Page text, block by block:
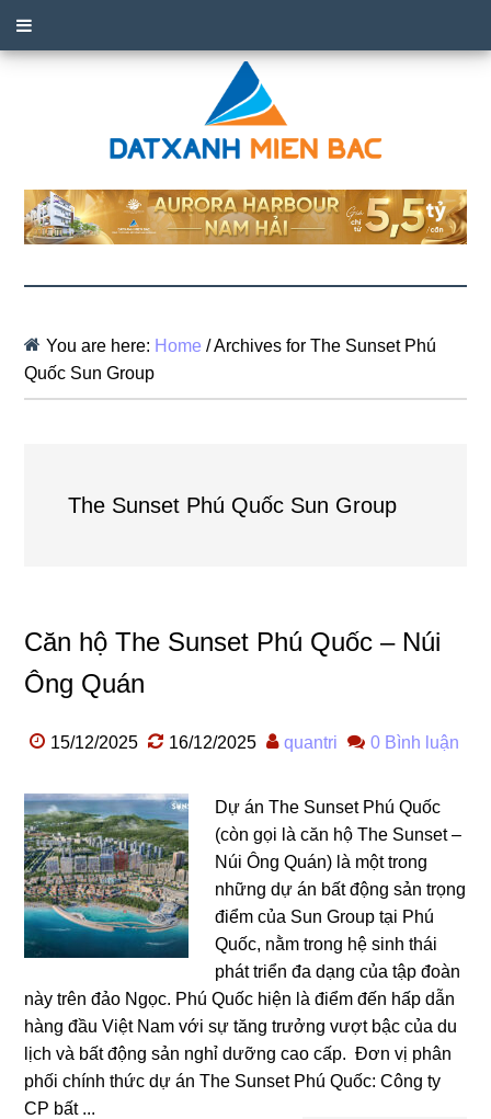
You are here: Home /Archives for The Sunset Phú
Quốc Sun Group
The Sunset Phú Quốc Sun Group
Căn hộ The Sunset Phú Quốc – Núi
Ông Quán
15/12/2025 16/12/2025 quantri 0 Bình luận
Dự án The Sunset Phú Quốc
(còn gọi là căn hộ The Sunset –
Núi Ông Quán) là một trong
những dự án bất động sản trọng
điểm của Sun Group tại Phú
Quốc, nằm trong hệ sinh thái
phát triển đa dạng của tập đoàn
này trên đảo Ngọc. Phú Quốc hiện là điểm đến hấp dẫn
hàng đầu Việt Nam với sự tăng trưởng vượt bậc của du
lịch và bất động sản nghỉ dưỡng cao cấp. Đơn vị phân
phối chính thức dự án The Sunset Phú Quốc: Công ty
CP bất ...